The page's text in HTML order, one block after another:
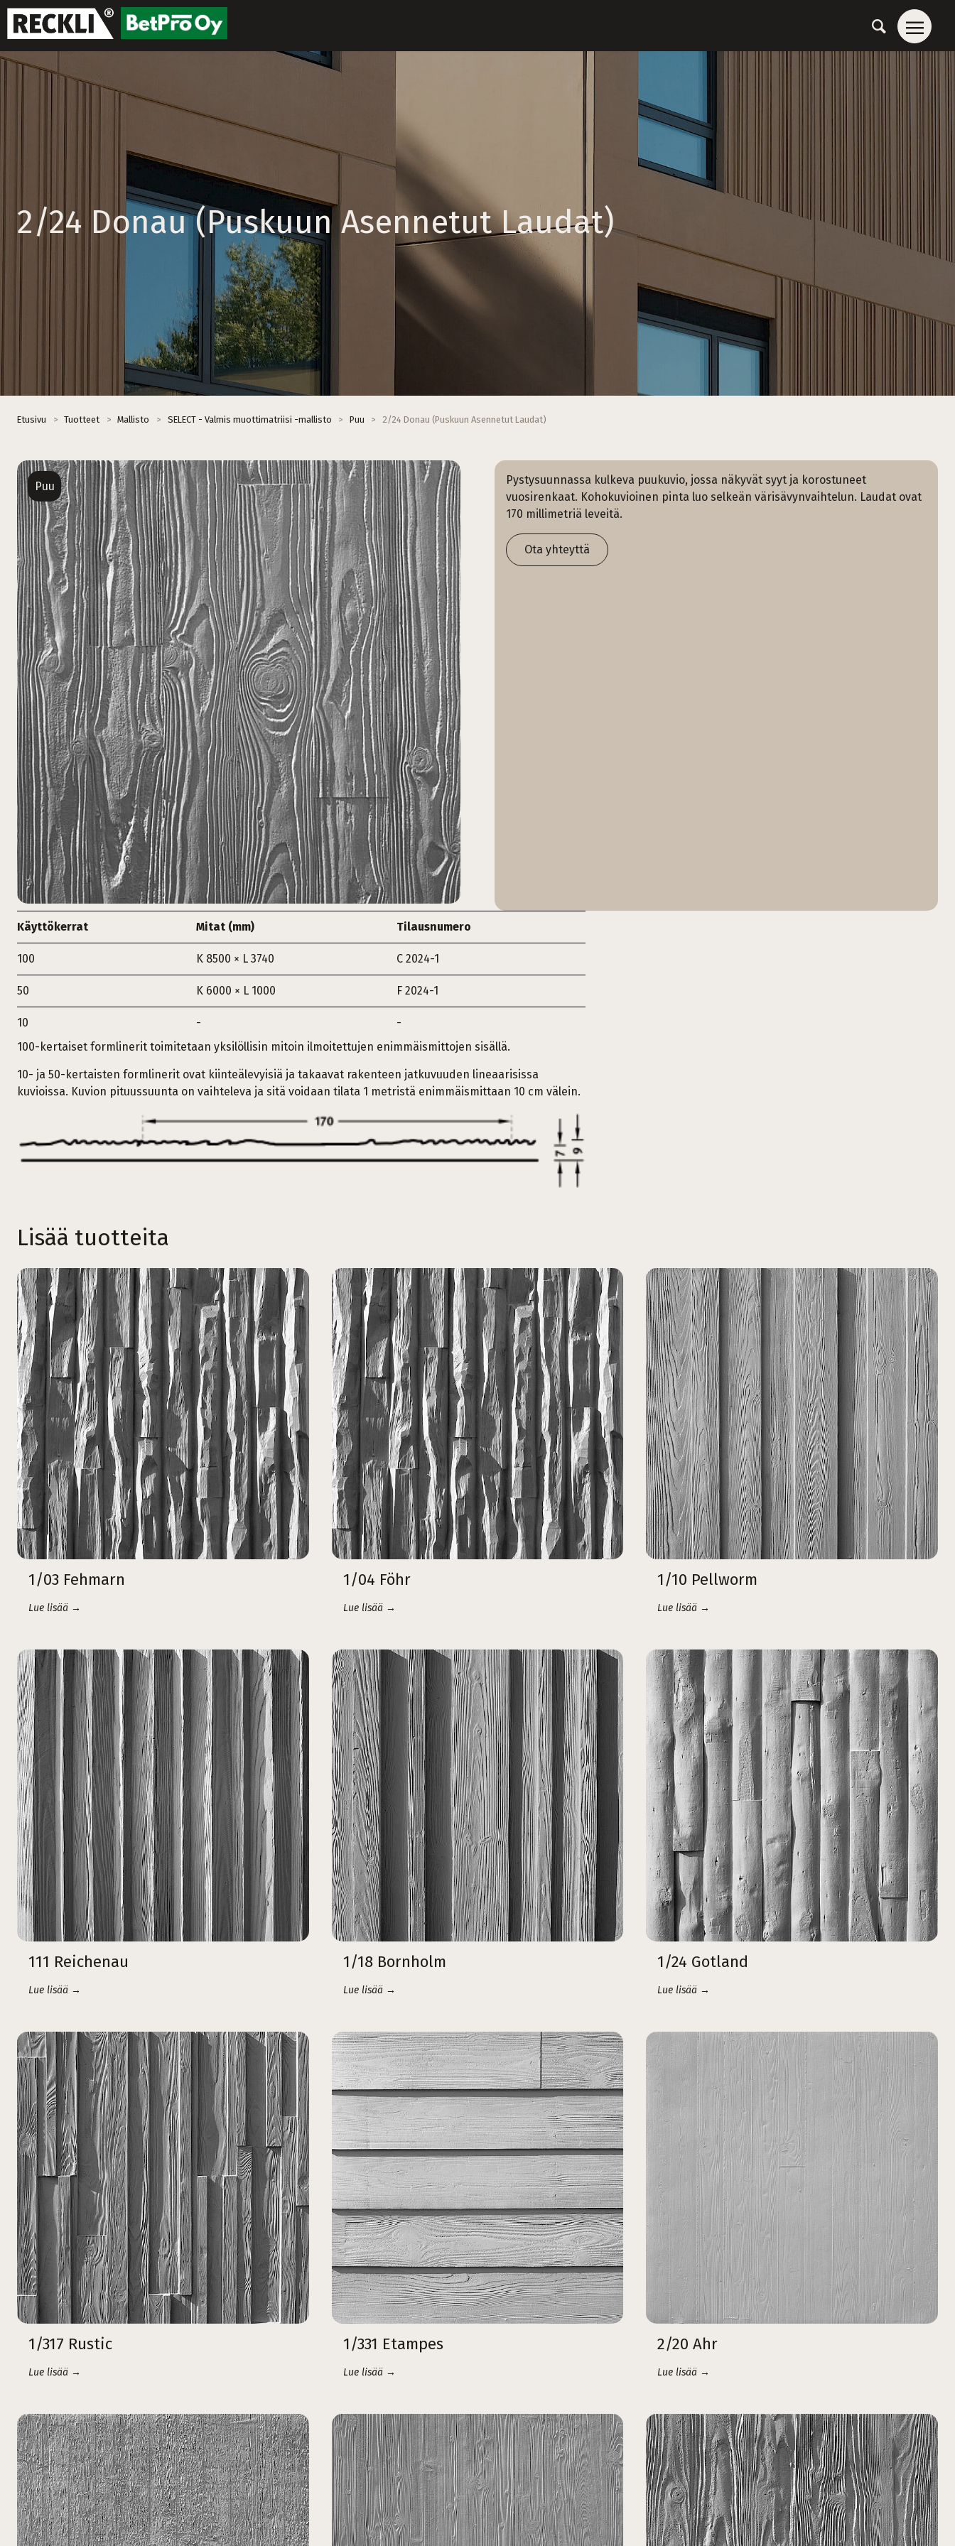
2/24 Donau (Puskuun Asennetut Laudat)
Etusivu > Tuotteet > Mallisto > SELECT - Valmis muottimatriisi -mallisto > Puu > 2/24 Donau (Puskuun Asennetut Laudat)
Puu
Pystysuunnassa kulkeva puukuvio, jossa näkyvät syyt ja korostuneet
vuosirenkaat. Kohokuvioinen pinta luo selkeän värisävynvaihtelun. Laudat ovat
170 millimetriä leveitä.
Ota yhteyttä
Käyttökerrat Mitat (mm) Tilausnumero
100 K 8500 × L 3740 C 2024-1
50 K 6000 × L 1000 F 2024-1
10 -
-
100-kertaiset formlinerit toimitetaan yksilöllisin mitoin ilmoitettujen enimmäismittojen sisällä.
10- ja 50-kertaisten formlinerit ovat kiinteälevyisiä ja takaavat rakenteen jatkuvuuden lineaarisissa
kuvioissa. Kuvion pituussuunta on vaihteleva ja sitä voidaan tilata 1 metristä enimmäismittaan 10 cm välein.
Lisää tuotteita
1/03 Fehmarn
Lue lisää →
1/04 Föhr
Lue lisää →
1/10 Pellworm
Lue lisää →
111 Reichenau
Lue lisää →
1/18 Bornholm
Lue lisää →
1/24 Gotland
Lue lisää →
1/317 Rustic
Lue lisää →
1/331 Etampes
Lue lisää →
2/20 Ahr
Lue lisää →